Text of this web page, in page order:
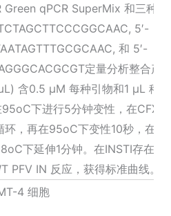
Green qPCR SuperMix 和三种引
5′-
和 5′-
定量分析整合产
含0.5 μM 每种引物和1 μL 稀
下进行5分钟变性，在
环，再在95oC下变性10秒，在
下延伸1分钟。在INSTI存在时
PFV IN 反应，获得标准曲线。
4 细胞